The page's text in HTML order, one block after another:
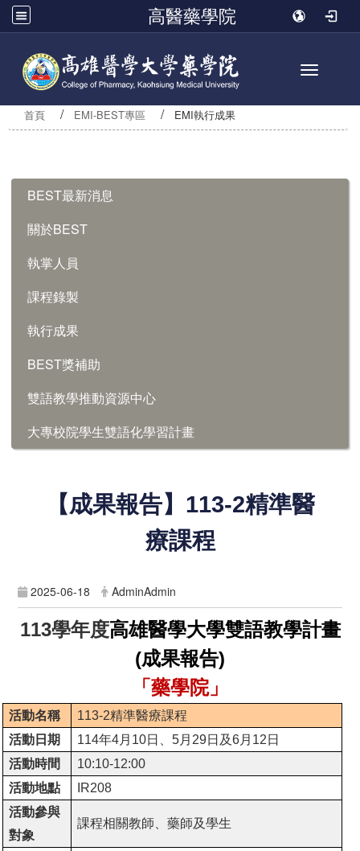
高醫藥學院
Toggle
首頁 EMI-BEST專區 EMI執行成果
BEST最新消息
關於BEST
執掌人員
課程錄製
執行成果
BEST獎補助
雙語教學推動資源中心
大專校院學生雙語化學習計畫
【成果報告】 113-2精準醫
療課程
2025-06-18 AdminAdmin
113學年度高雄醫學大學雙語教學計畫
(成果報告)
「藥學院」
活動名稱 113-2精準醫療課程
活動日期
114年4月10日、5月29日及6月12日
活動時間
10:10-12:00
活動地點
IR208
活動參與
對象
課程相關教師、藥師及學生